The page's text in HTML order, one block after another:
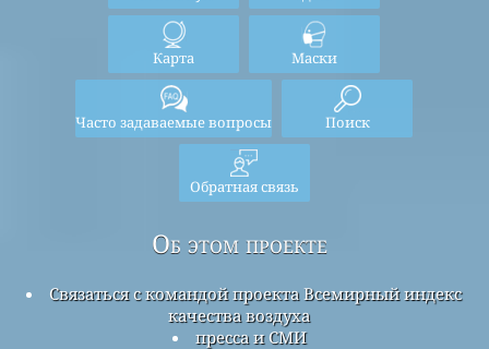
Карта Маски
Часто задаваемые вопросы Поиск
Обратная связь
Об этом проекте
Связаться с командой проекта Всемирный индекс
качества воздуха
пресса и СМИ